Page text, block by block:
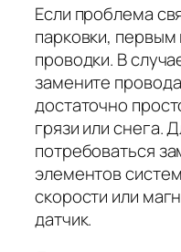
Если проблема
парковки,
проводки. В
замените
достаточно
грязи или снега.
потребоваться
элементов
скорости или
датчик.